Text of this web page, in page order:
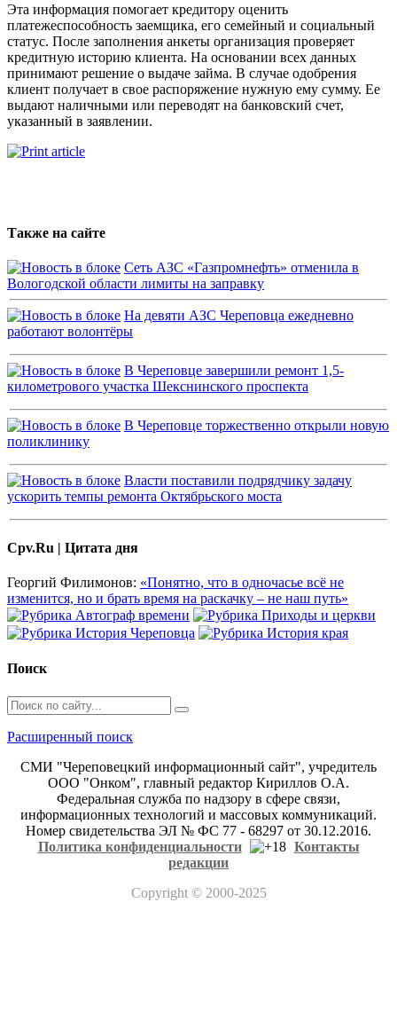
Эта информация помогает кредитору оценить
платежеспособность заемщика, его семейный и социальный
статус. После заполнения анкеты организация проверяет
кредитную историю клиента. На основании всех данных
принимают решение о выдаче займа. В случае одобрения
клиент получает в свое распоряжение нужную ему сумму. Ее
выдают наличными или переводят на банковский счет,
указанный в заявлении.
Также на сайте
Сеть АЗС «Газпромнефть» отменила в
Вологодской области лимиты на заправку
На девяти АЗС Череповца ежедневно
работают волонтёры
В Череповце завершили ремонт 1,5-
километрового участка Шекснинского проспекта
В Череповце торжественно открыли новую
поликлинику
Власти поставили подрядчику задачу
ускорить темпы ремонта Октябрьского моста
Cpv.Ru | Цитата дня
Георгий Филимонов: «Понятно, что в одночасье всё не
изменится, но и брать время на раскачку – не наш путь»
Поиск
Расширенный поиск
СМИ "Череповецкий информационный сайт", учредитель
ООО "Онком", главный редактор Кириллов О.А.
Федеральная служба по надзору в сфере связи,
информационных технологий и массовых коммуникаций.
Номер свидетельства ЭЛ № ФС 77 - 68297 от 30.12.2016.
Политика конфиденциальности
Контакты
редакции
Copyright© 2000-2025